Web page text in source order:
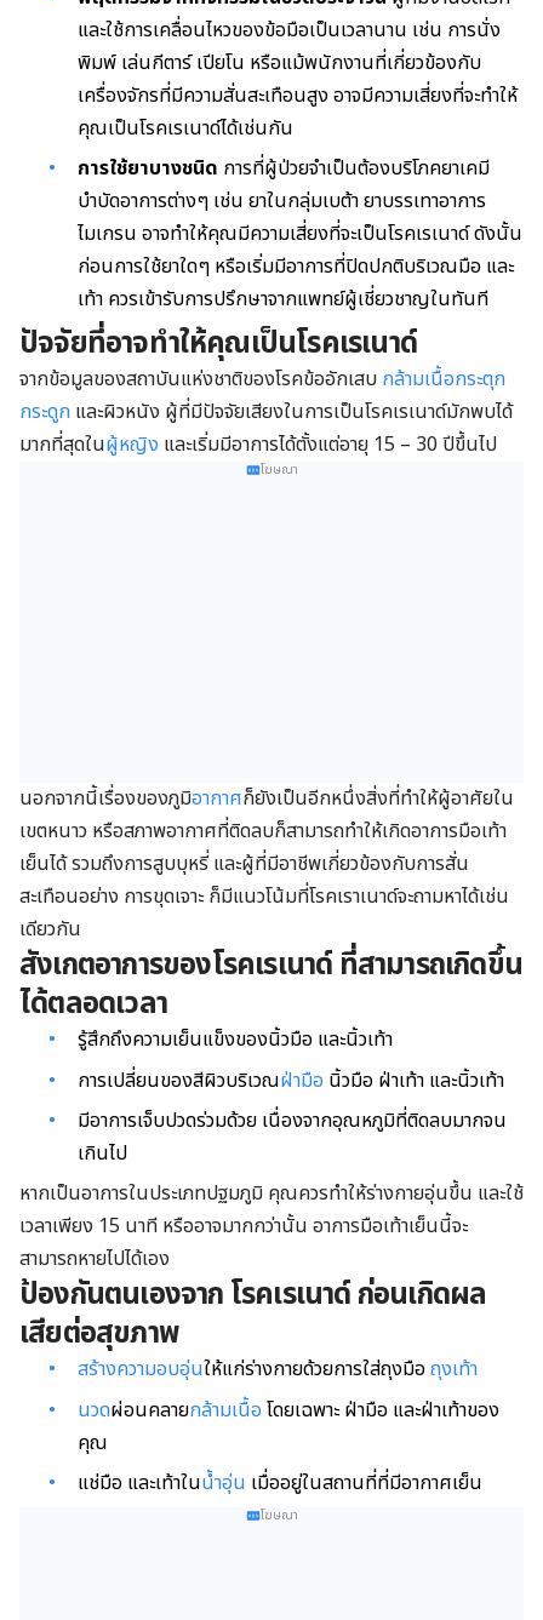
และใช้การเคลื่อนไหวของข้อมือเป็นเวลานาน เช่น การนั่ง
พิมพ์ เล่นกีตาร์ เปียโน หรือแม้พนักงานที่เกี่ยวข้องกับ
เครื่องจักรที่มีความสั่นสะเทือนสูง อาจมีความเสี่ยงที่จะทำให้
คุณเป็นโรคเรเนาด์ได้เช่นกัน
การใช้ยาบางชนิด การที่ผู้ป่วยจำเป็นต้องบริโภคยาเคมี
บำบัดอาการต่างๆ เช่น ยาในกลุ่มเบต้า ยาบรรเทาอาการ
ไมเกรน อาจทำให้คุณมีความเสี่ยงที่จะเป็นโรคเรเนาด์ ดังนั้น
ก่อนการใช้ยาใดๆ หรือเริ่มมีอาการที่ปิดปกติบริเวณมือ และ
เท้า ควรเข้ารับการปรึกษาจากแพทย์ผู้เชี่ยวชาญในทันที
ปัจจัยที่อาจทำให้คุณเป็นโรคเรเนาด์
จากข้อมูลของสถาบันแห่งชาติของโรคข้ออักเสบ กล้ามเนื้อกระตุก
กระดูก และผิวหนัง ผู้ที่มีปัจจัยเสียงในการเป็นโรคเรเนาด์มักพบได้
มากที่สุดในผู้หญิง และเริ่มมีอาการได้ตั้งแต่อายุ 15 – 30 ปีขึ้นไป
โฆษณา
นอกจากนี้เรื่องของภูมิอากาศก็ยังเป็นอีกหนึ่งสิ่งที่ทำให้ผู้อาศัยใน
เขตหนาว หรือสภาพอากาศที่ติดลบก็สามารถทำให้เกิดอาการมือเท้า
เย็นได้ รวมถึงการสูบบุหรี่ และผู้ที่มีอาชีพเกี่ยวข้องกับการสั่น
สะเทือนอย่าง การขุดเจาะ ก็มีแนวโน้มที่โรคเราเนาด์จะถามหาได้เช่น
เดียวกัน
สังเกตอาการของโรคเรเนาด์ ที่สามารถเกิดขึ้น
ได้ตลอดเวลา
รู้สึกถึงความเย็นแข็งของนิ้วมือ และนิ้วเท้า
การเปลี่ยนของสีผิวบริเวณฝ่ามือ นิ้วมือ ฝ่าเท้า และนิ้วเท้า
มีอาการเจ็บปวดร่วมด้วย เนื่องจากอุณหภูมิที่ติดลบมากจน
เกินไป
หากเป็นอาการในประเภทปฐมภูมิ คุณควรทำให้ร่างกายอุ่นขึ้น และใช้
เวลาเพียง 15 นาที หรืออาจมากกว่านั้น อาการมือเท้าเย็นนี้จะ
สามารถหายไปได้เอง
ป้องกันตนเองจาก โรคเรเนาด์ ก่อนเกิดผล
เสียต่อสุขภาพ
สร้างความอบอุ่นให้แก่ร่างกายด้วยการใส่ถุงมือ ถุงเท้า
นวดผ่อนคลายกล้ามเนื้อ โดยเฉพาะ ฝ่ามือ และฝ่าเท้าของ
คุณ
แช่มือ และเท้าในน้ำอุ่น เมื่ออยู่ในสถานที่ที่มีอากาศเย็น
โฆษณา